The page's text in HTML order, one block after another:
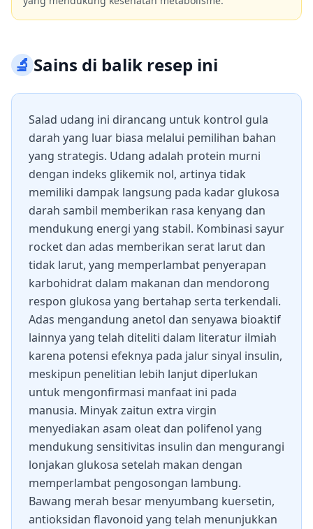
🔬Sains di balik resep ini
Salad udang ini dirancang untuk kontrol gula
darah yang luar biasa melalui pemilihan bahan
yang strategis. Udang adalah protein murni
dengan indeks glikemik nol, artinya tidak
memiliki dampak langsung pada kadar glukosa
darah sambil memberikan rasa kenyang dan
mendukung energi yang stabil. Kombinasi sayur
rocket dan adas memberikan serat larut dan
tidak larut, yang memperlambat penyerapan
karbohidrat dalam makanan dan mendorong
respon glukosa yang bertahap serta terkendali.
Adas mengandung anetol dan senyawa bioaktif
lainnya yang telah diteliti dalam literatur ilmiah
karena potensi efeknya pada jalur sinyal insulin,
meskipun penelitian lebih lanjut diperlukan
untuk mengonfirmasi manfaat ini pada
manusia. Minyak zaitun extra virgin
menyediakan asam oleat dan polifenol yang
mendukung sensitivitas insulin dan mengurangi
lonjakan glukosa setelah makan dengan
memperlambat pengosongan lambung.
Bawang merah besar menyumbang kuersetin,
antioksidan flavonoid yang telah menunjukkan